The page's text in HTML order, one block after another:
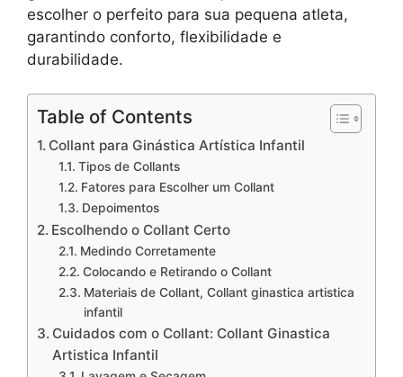
escolher o perfeito para sua pequena atleta,
garantindo conforto, flexibilidade e
durabilidade.
Table of Contents
Collant para Ginástica Artística Infantil
Tipos de Collants
Fatores para Escolher um Collant
Depoimentos
Escolhendo o Collant Certo
Medindo Corretamente
Colocando e Retirando o Collant
Materiais de Collant, Collant ginastica artistica
infantil
Cuidados com o Collant: Collant Ginastica
Artistica Infantil